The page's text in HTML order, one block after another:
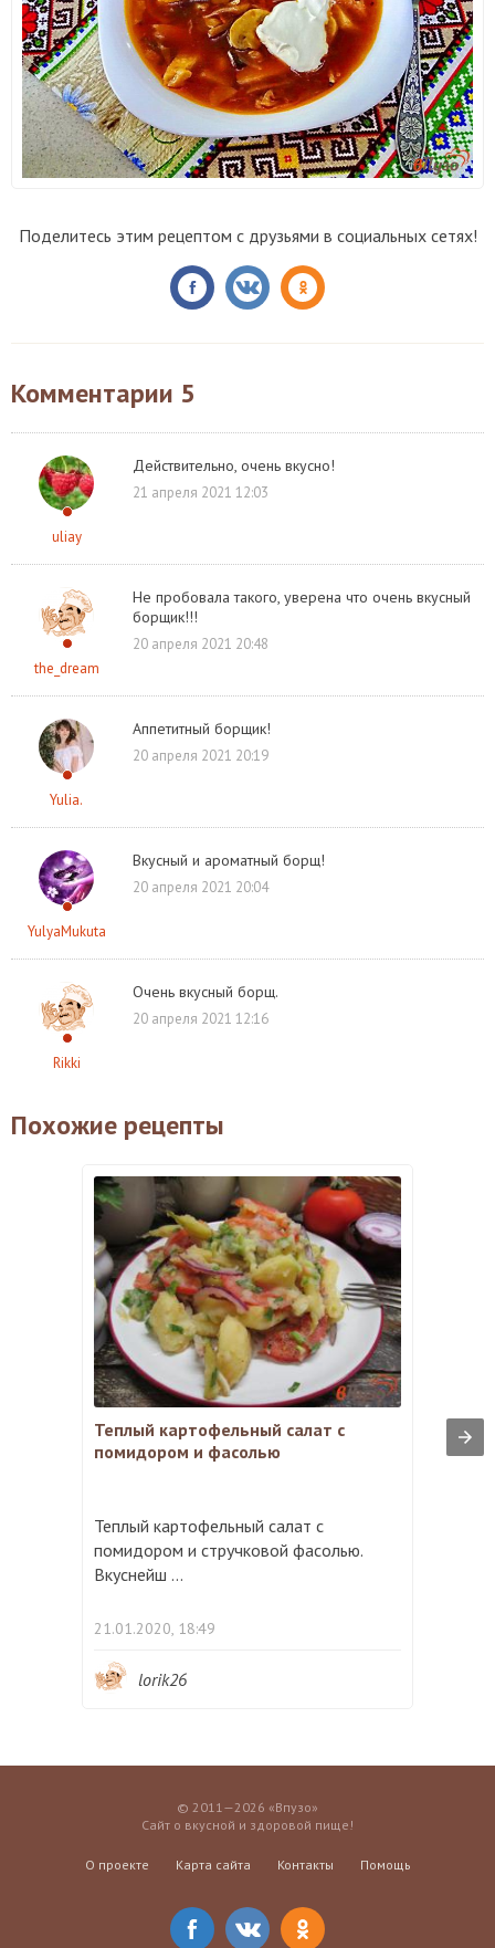
Поделитесь этим рецептом с друзьями в социальных сетях!
Комментарии 5
uliay
Действительно, очень вкусно!
21 апреля 2021 12:03
the_dream
Не пробовала такого, уверена что очень вкусный
борщик!!!
20 апреля 2021 20:48
Yulia.
Аппетитный борщик!
20 апреля 2021 20:19
YulyaMukuta
Вкусный и ароматный борщ!
20 апреля 2021 20:04
Rikki
Очень вкусный борщ.
20 апреля 2021 12:16
Похожие рецепты
Теплый картофельный салат с
помидором и фасолью
Теплый картофельный салат с
помидором и стручковой фасолью.
Вкуснейш ...
21.01.2020, 18:49
lorik26
© 2011—2026 «Впузо»
Сайт о вкусной и здоровой пище!
О проекте Карта сайта Контакты Помощь